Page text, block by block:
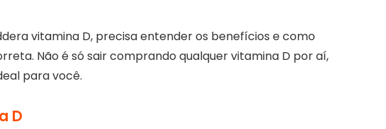
vitamina D, precisa entender os benefícios e como
Não é só sair comprando qualquer vitamina D por aí,
para você.
D